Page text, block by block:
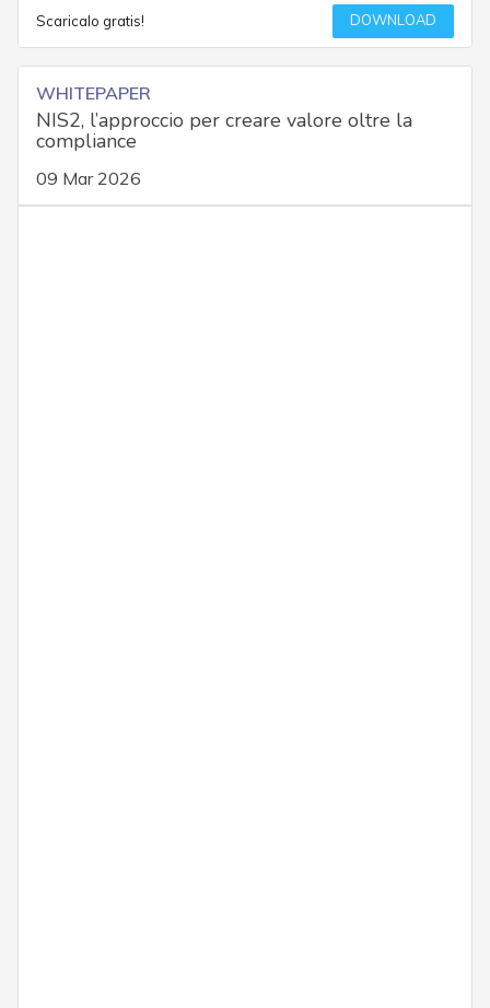
Scaricalo gratis! DOWNLOAD
WHITEPAPER
NIS2, l’approccio per creare valore oltre la
compliance
09 Mar 2026